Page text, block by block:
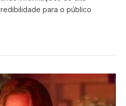
para o público